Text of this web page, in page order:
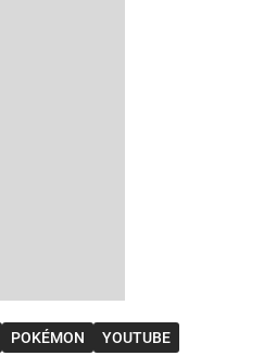
POKÉMON YOUTUBE